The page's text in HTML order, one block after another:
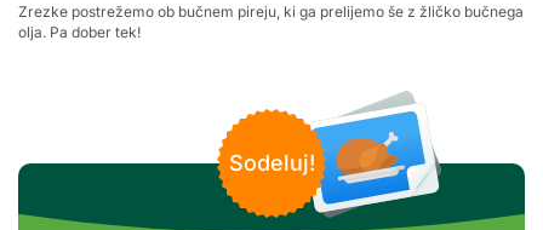
Zrezke postrežemo ob bučnem pireju, ki ga prelijemo še z žličko bučnega
olja. Pa dober tek!
Sodeluj!